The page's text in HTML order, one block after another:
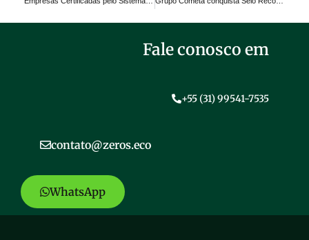
Fale conosco em
+55 (31) 99541-7535
contato@zeros.eco
WhatsApp